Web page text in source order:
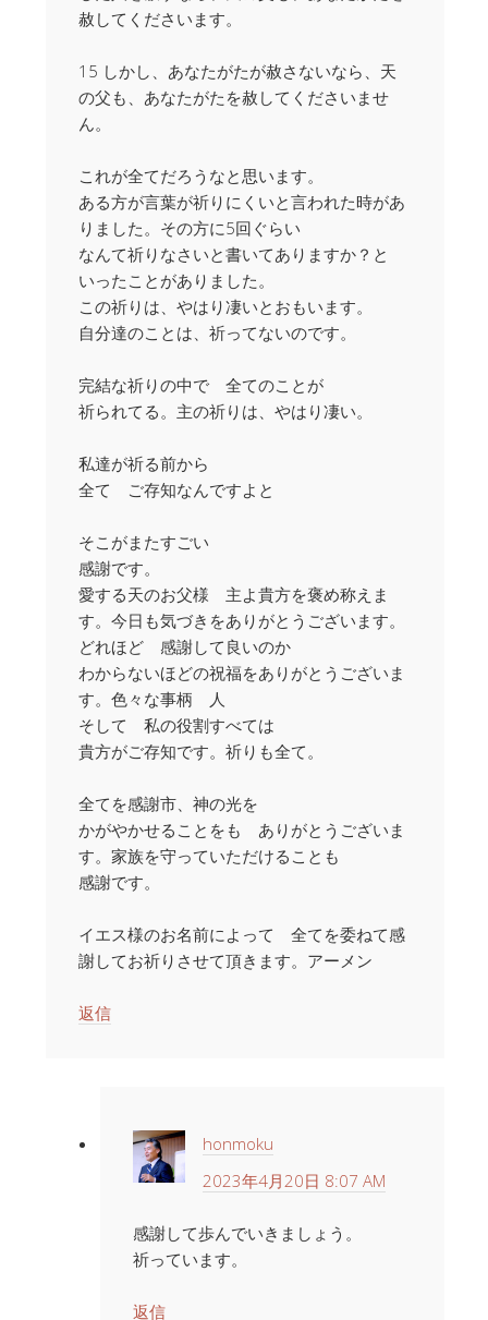
赦してくださいます。
15 しかし、あなたがたが赦さないなら、天
の父も、あなたがたを赦してくださいませ
ん。
これが全てだろうなと思います。
ある方が言葉が祈りにくいと言われた時があ
りました。その方に5回ぐらい
なんて祈りなさいと書いてありますか？と
いったことがありました。
この祈りは、やはり凄いとおもいます。
自分達のことは、祈ってないのです。
完結な祈りの中で 全てのことが
祈られてる。主の祈りは、やはり凄い。
私達が祈る前から
全て ご存知なんですよと
そこがまたすごい
感謝です。
愛する天のお父様 主よ貴方を褒め称えま
す。今日も気づきをありがとうございます。
どれほど 感謝して良いのか
わからないほどの祝福をありがとうございま
す。色々な事柄 人
そして 私の役割すべては
貴方がご存知です。祈りも全て。
全てを感謝市、神の光を
かがやかせることをも ありがとうございま
す。家族を守っていただけることも
感謝です。
イエス様のお名前によって 全てを委ねて感
謝してお祈りさせて頂きます。アーメン
返信
honmoku
2023年4月20日 8:07 AM
感謝して歩んでいきましょう。
祈っています。
返信